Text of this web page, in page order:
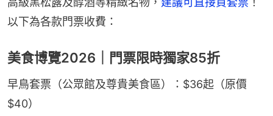
以下為各款門票收費：
美食博覽2026｜門票限時獨家85折
早鳥套票（公眾館及尊貴美食區）：$36起（原價
$40）